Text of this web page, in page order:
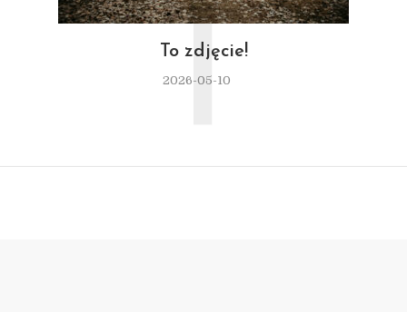
To zdjęcie!
2026-05-10
T